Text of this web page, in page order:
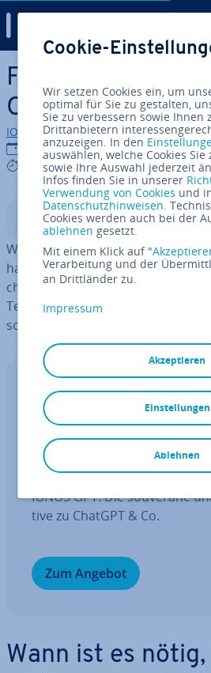
Zum Haupt­in­halt springen
Fax online
Optionen gibt es?
IONOS Redaktion
01.04.2022
5 mins
Auf
In­halts­ver­zeich­nis
Wenn Sie spo­ra­disch ein Fax
haben Sie dazu ver­schie­de­ne
chen­den Websites und Apps
Test­op­tio­nen. Für den häu­fi­ge­ren
schie­de­ne Abo-Modelle oder
IONOS GPT
Ihr sou­ve­rä­ner KI
Pro­duk­ti­vi­tät.
Fragen, gestalten,
IONOS GPT. Die souveräne
ti­ve zu ChatGPT & Co.
Zum Angebot
Wann ist es nötig,
Cookie-
Wir setzen Cookies ein, um
optimal für Sie zu gestalten,
Sie zu verbessern sowie Ihnen
Drittanbietern
anzuzeigen. In den
auswählen, welche Cookies
sowie Ihre Auswahl jederzeit
Infos finden Sie in unserer
Verwendung von Cookies und
Datenschutzhinweisen.
Cookies werden auch bei der
ablehnen gesetzt.
Mit einem Klick auf "
Verarbeitung und der
an Drittländer zu.
Impressum
Akzeptieren
Ablehnen
Einstellungen